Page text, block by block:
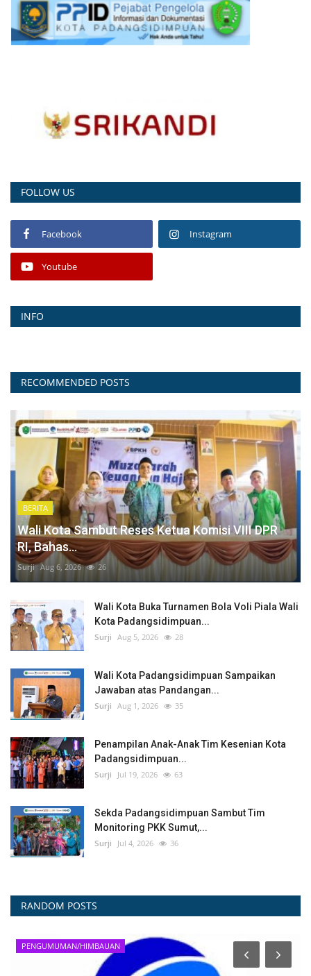
FOLLOW US
Facebook Instagram
Youtube
INFO
RECOMMENDED POSTS
BERITA
Wali Kota Sambut Reses Ketua Komisi VIII DPR
RI, Bahas...
Surji Aug 6, 2026 26
Wali Kota Buka Turnamen Bola Voli Piala Wali
Kota Padangsidimpuan...
Surji Aug 5, 2026 28
Wali Kota Padangsidimpuan Sampaikan
Jawaban atas Pandangan...
Surji Aug 1, 2026 35
Penampilan Anak-Anak Tim Kesenian Kota
Padangsidimpuan...
Surji Jul 19, 2026 63
Sekda Padangsidimpuan Sambut Tim
Monitoring PKK Sumut,...
Surji Jul 4, 2026 36
RANDOM POSTS
Prokopim